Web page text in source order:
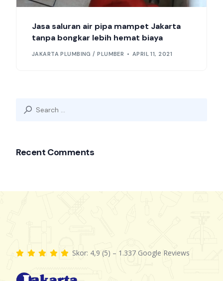
Jasa saluran air pipa mampet Jakarta
tanpa bongkar lebih hemat biaya
JAKARTA PLUMBING / PLUMBER APRIL 11, 2021
Recent Comments
Skor: 4,9 (5) – 1.337 Google Reviews